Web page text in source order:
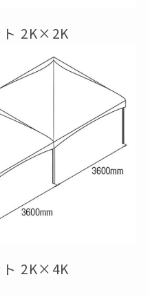
ト 2K×2K
ト 2K×4K